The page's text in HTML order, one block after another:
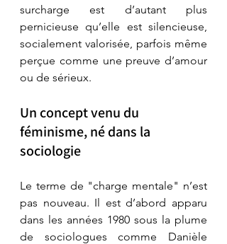
surcharge est d’autant plus
pernicieuse qu’elle est silencieuse,
socialement valorisée, parfois même
perçue comme une preuve d’amour
ou de sérieux.
Un concept venu du
féminisme, né dans la
sociologie
Le terme de "charge mentale" n’est
pas nouveau. Il est d’abord apparu
dans les années 1980 sous la plume
de sociologues comme Danièle